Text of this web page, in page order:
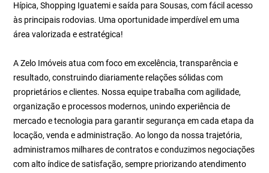
Hípica, Shopping Iguatemi e saída para Sousas, com fácil acesso
às principais rodovias. Uma oportunidade imperdível em uma
área valorizada e estratégica!
A Zelo Imóveis atua com foco em excelência, transparência e
resultado, construindo diariamente relações sólidas com
proprietários e clientes. Nossa equipe trabalha com agilidade,
organização e processos modernos, unindo experiência de
mercado e tecnologia para garantir segurança em cada etapa da
locação, venda e administração. Ao longo da nossa trajetória,
administramos milhares de contratos e conduzimos negociações
com alto índice de satisfação, sempre priorizando atendimento